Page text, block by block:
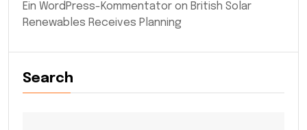
Ein WordPress-Kommentator on British Solar
Renewables Receives Planning
Search